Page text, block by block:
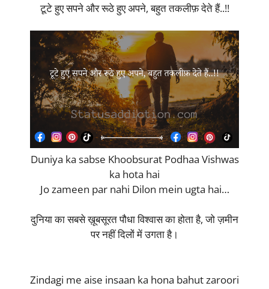
टूटे हुए सपने और रूठे हुए अपने, बहुत तकलीफ़ देते हैं..!!
Duniya ka sabse Khoobsurat Podhaa Vishwas
ka hota hai
Jo zameen par nahi Dilon mein ugta hai…
दुनिया का सबसे ख़ूबसूरत पौधा विश्वास का होता है, जो ज़मीन
पर नहीं दिलों में उगता है।
Zindagi me aise insaan ka hona bahut zaroori